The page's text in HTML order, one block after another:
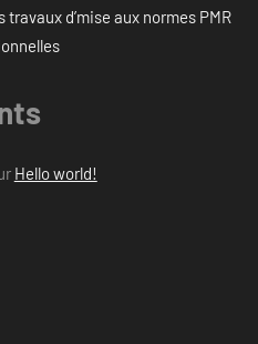
d’mise aux normes PMR
Hello world!